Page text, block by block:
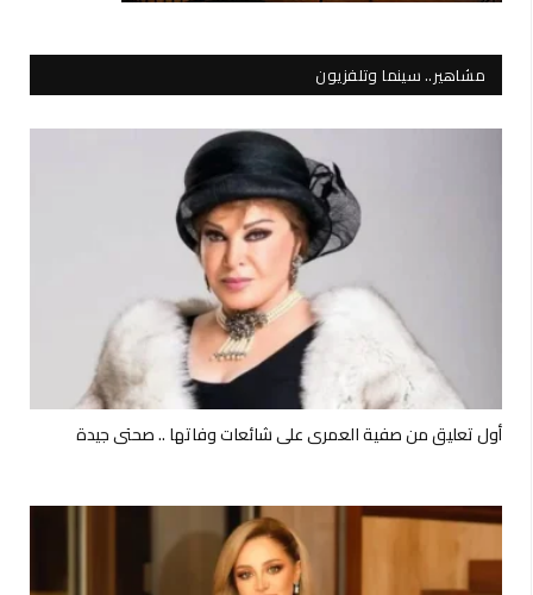
مشاهير.. سينما وتلفزيون
أول تعليق من صفية العمري على شائعات وفاتها .. صحتي جيدة